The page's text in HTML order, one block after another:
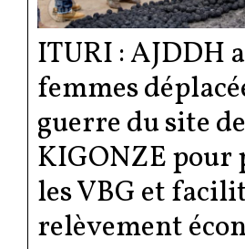
ITURI : AJDDH
femmes
guerre du site de
KIGONZE
les VBG et
relèvement